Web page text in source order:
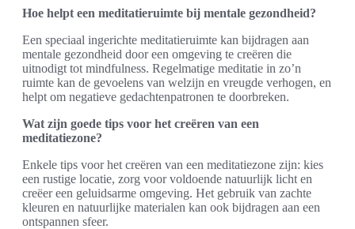
Hoe helpt een meditatieruimte bij mentale gezondheid?
Een speciaal ingerichte meditatieruimte kan bijdragen aan
mentale gezondheid door een omgeving te creëren die
uitnodigt tot mindfulness. Regelmatige meditatie in zo’n
ruimte kan de gevoelens van welzijn en vreugde verhogen, en
helpt om negatieve gedachtenpatronen te doorbreken.
Wat zijn goede tips voor het creëren van een
meditatiezone?
Enkele tips voor het creëren van een meditatiezone zijn: kies
een rustige locatie, zorg voor voldoende natuurlijk licht en
creëer een geluidsarme omgeving. Het gebruik van zachte
kleuren en natuurlijke materialen kan ook bijdragen aan een
ontspannen sfeer.